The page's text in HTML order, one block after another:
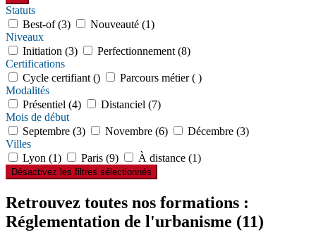
Statuts
Best-of (3)
Nouveauté (1)
Niveaux
Initiation (3)
Perfectionnement (8)
Certifications
Cycle certifiant ()
Parcours métier ( )
Modalités
Présentiel (4)
Distanciel (7)
Mois de début
Septembre (3)
Novembre (6)
Décembre (3)
Villes
Lyon (1)
Paris (9) À distance (1)
Désactivez les filtres sélectionnés
Retrouvez toutes nos formations :
Réglementation de l'urbanisme (11)